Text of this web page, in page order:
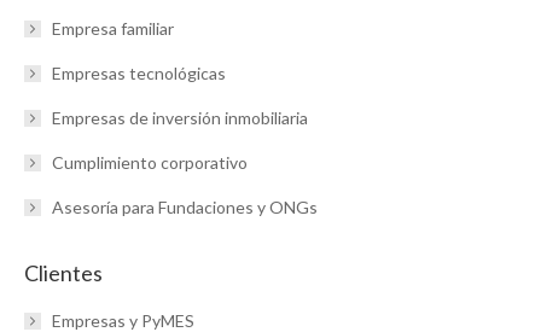
Empresa familiar
Empresas tecnológicas
Empresas de inversión inmobiliaria
Cumplimiento corporativo
Asesoría para Fundaciones y ONGs
Clientes
Empresas y PyMES